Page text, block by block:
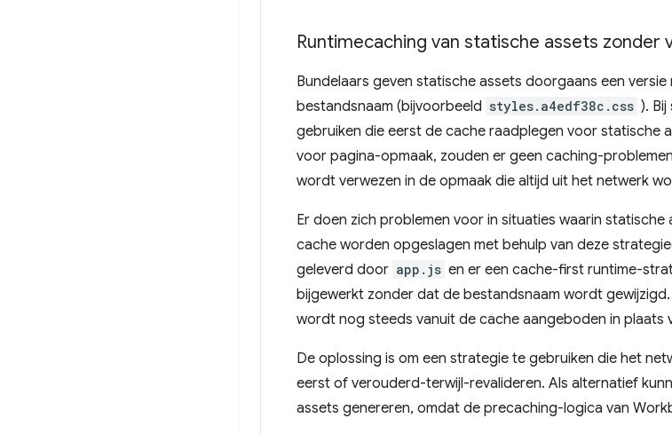
Runtimecaching van statische assets zonder
Bundelaars geven statische assets doorgaans een
bestandsnaam (bijvoorbeeld styles.a4edf38c.css ).
gebruiken die eerst de cache raadplegen voor statische
voor pagina-opmaak, zouden er geen caching-
wordt verwezen in de opmaak die altijd uit het netwerk
Er doen zich problemen voor in situaties waarin
cache worden opgeslagen met behulp van deze
geleverd door app.js en er een cache-first runtime-
bijgewerkt zonder dat de bestandsnaam wordt
wordt nog steeds vanuit de cache aangeboden in plaats
De oplossing is om een ​​strategie te gebruiken die het
eerst of verouderd-terwijl-revalideren. Als alternatief
assets genereren, omdat de precaching-logica van